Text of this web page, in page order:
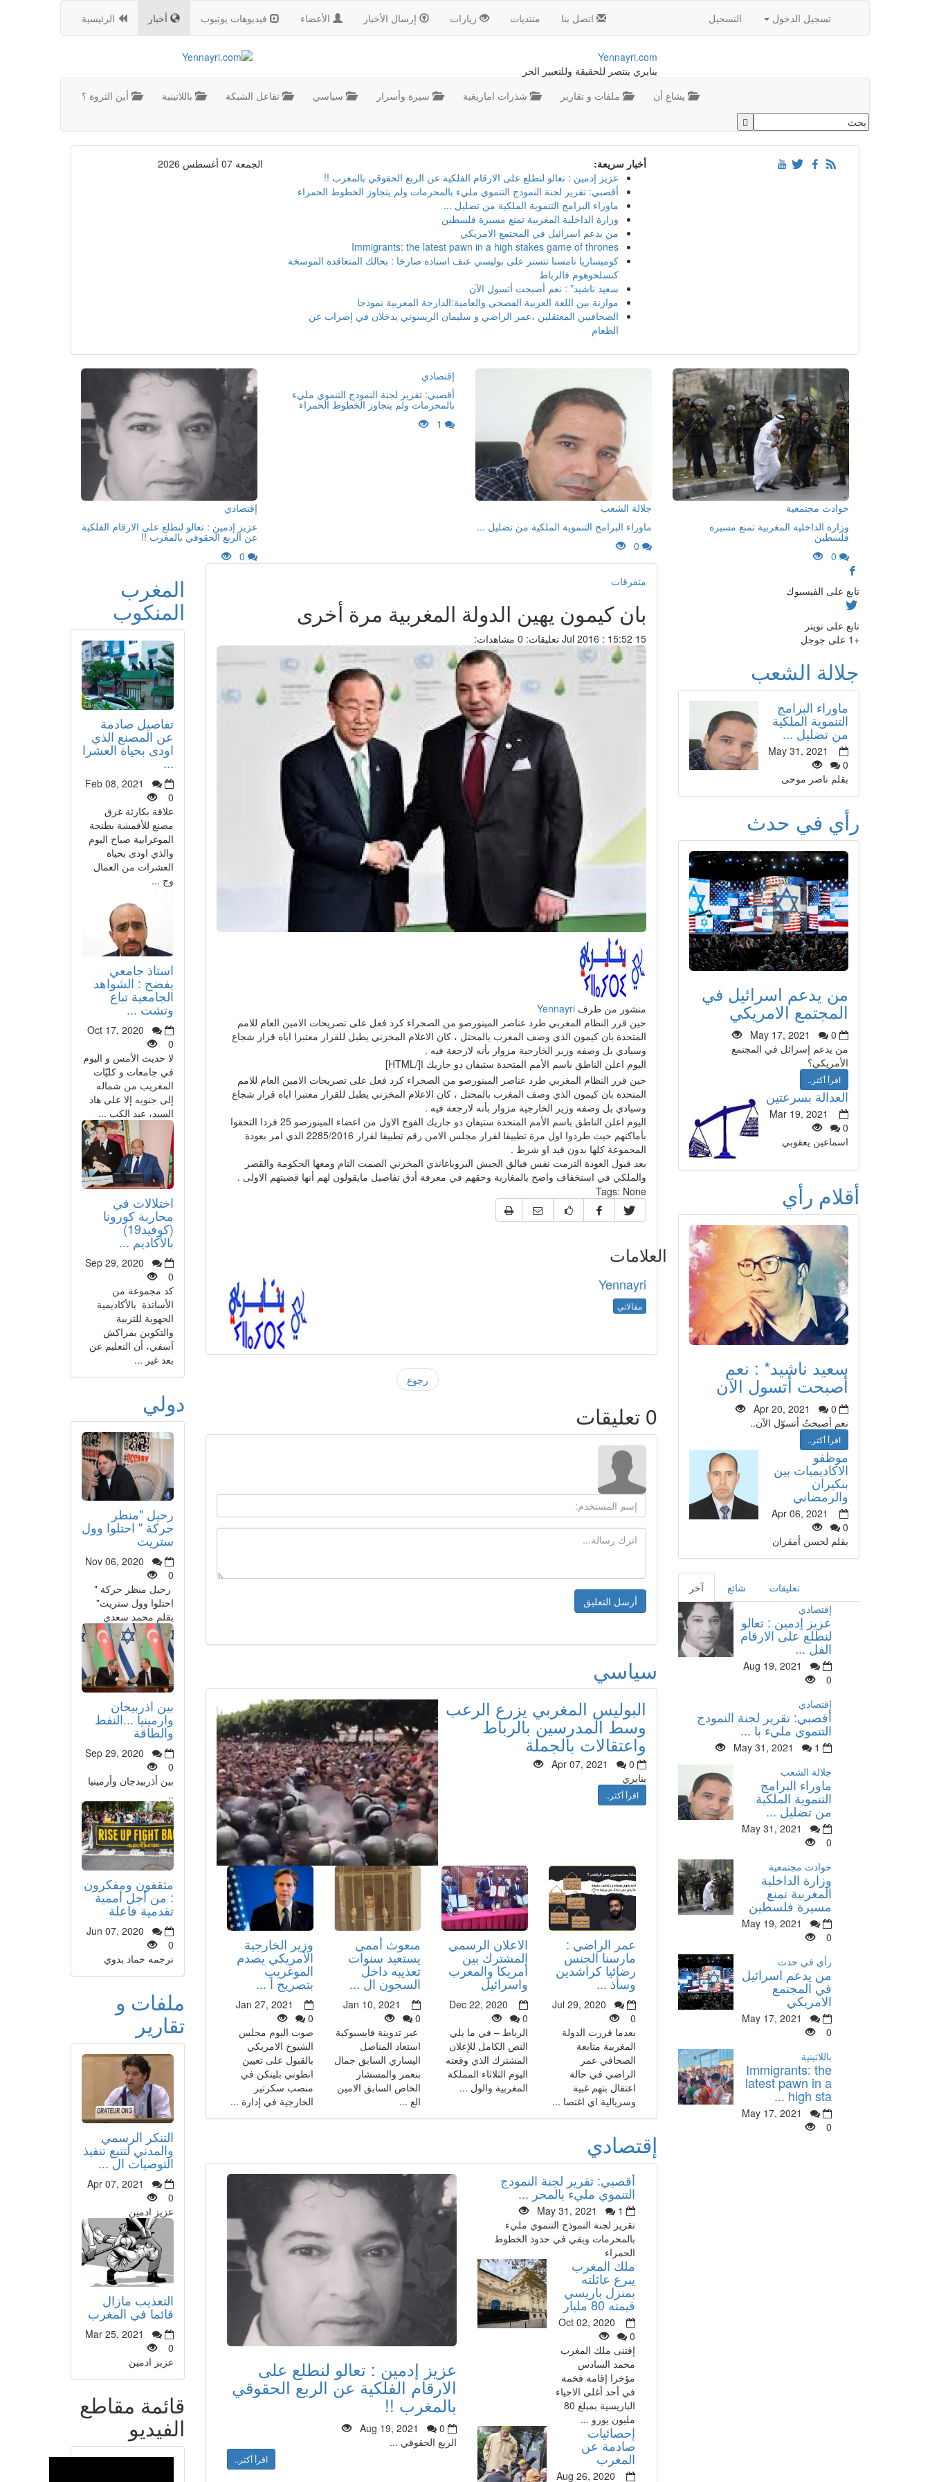
الرئيسية أخبار فيديوهات يوتيوب الأعضاء إرسال الأخبار زيارات منتديات اتصل بنا التسجيل تسجيل الدخول
Yennayri.com
ينايري ينتصر للحقيقة وللتعبير الحر
أين الثروة ؟
باللاتينية تفاعل الشبكة سياسي سيرة وأسرار شذرات امازيغية ملفات و تقارير يشاع أن
الجمعة 07 أغسطس 2026
أخبار سريعة:
عزيز إدمين : تعالو لنطلع على الارقام الفلكية عن الربع الحقوقي بالمغرب !!
أقصبي: تقرير لجنة النمودج التنموي مليء بالمحرمات ولم يتجاوز الخطوط الحمراء
ماوراء البرامج التنموية الملكية من تضليل ...
وزارة الداخلية المغربية تمنع مسيرة فلسطين
من يدعم اسرائيل في المجتمع الامريكي
Immigrants: the latest pawn in a high stakes game of thrones
كوميساريا تامسنا تتستر على بوليسي عنف استادة صارخا : بحالك المتعاقدة الموسخة
كنسلخوهوم فالرباط
سعيد ناشيد* : نعم أصبحت أتسول الآن
موازنة بين اللغة العربية الفصحى والعامية:الدارجة المغربية نموذجا
الصحافيين المعتقلين ،عمر الراضي و سليمان الريسوني يدخلان في إضراب عن
الطعام
إقتصادي
عزيز إدمين : تعالو لنطلع على الارقام الفلكية
عن الربع الحقوقي بالمغرب !!
إقتصادي
أقصبي: تقرير لجنة النمودج التنموي مليء
بالمحرمات ولم يتجاوز الخطوط الحمراء
جلالة الشعب
ماوراء البرامج التنموية الملكية من تضليل ...
حوادث مجتمعية
وزارة الداخلية المغربية تمنع مسيرة
فلسطين
المغرب
المنكوب
تفاصيل صادمة
عن المصنع الذي
اودى بحياة العشرا
...
Feb 08, 2021
0
علاقة بكارثة غرق
مصنع للأقمشة بطنجة
الموغرابية صباح اليوم
والذي اودى بحياة
العشرات من العمال
وج ...
استاذ جامعي
يفضح : الشواهد
الجامعية تباع
وتشت ...
Oct 17, 2020
0
لا حديث الأمس و اليوم
في جامعات و كليّات
المغريب من شماله
إلى جنوبه إلا على هاد
السيد، عبد الكب ...
اختلالات في
محاربة كورونا
(كوفيد19)
بالأكاديم ...
Sep 29, 2020
0
كد مجموعة من
الأساتذة بالأكاديمية
الجهوية للتربية
والتكوين بمراكش
آسفي، أن التعليم عن
بعد غير ...
دولي
رحيل "منظر
حركة " احتلوا وول
ستريت
Nov 06, 2020
0
رحيل منظر حركة "
احتلوا وول ستريت"
بقلم محمد سعدي
بين اذربيجان
وارمينيا ...النفط
والطاقة
Sep 29, 2020
0
بين أذربيدجان وأرمينيا
..
مثقفون ومفكرون
: من أجل أممية
تقدمية فاعلة
Jun 07, 2020
0
ترجمه حماد بدوي
ملفات و
تقارير
التنكر الرسمي
والمدني لتتبع تنفيذ
التوصيات ال ...
Apr 07, 2021
0
عزيز ادمين
التعذيب مازال
قائما في المغرب
Mar 25, 2021
0
عزيز ادمين
قائمة مقاطع
الفيديو
متفرقات
بان كيمون يهين الدولة المغربية مرة أخرى
15 Jul 2016 : 15:52 تعليقات: 0 مشاهدات:
منشور من طرفYennayri
حين قرر النظام المغربي طرد عناصر المينورصو من الصحراء كرد فعل على تصريحات الامين العام للامم
المتحدة بان كيمون الذي وصف المغرب بالمحتل ، كان الاعلام المخزني يطبل للقرار معتبرا اياه قرار شجاع
وسيادي بل وصفه وزير الخارجية مزوار بأنه لارجعة فيه .
اليوم اعلن الناطق باسم الأمم المتحدة ستيفان دو جاريك ا[/HTML]
حين قرر النظام المغربي طرد عناصر المينورصو من الصحراء كرد فعل على تصريحات الامين العام للامم
المتحدة بان كيمون الذي وصف المغرب بالمحتل ، كان الاعلام المخزني يطبل للقرار معتبرا اياه قرار شجاع
وسيادي بل وصفه وزير الخارجية مزوار بأنه لارجعة فيه .
اليوم اعلن الناطق باسم الأمم المتحدة ستيفان دو جاريك الفوج الاول من اعضاء المينورصو 25 فردا التحقوا
بأماكنهم حيث طردوا اول مرة تطبيقا لقرار مجلس الامن رقم تطبيقا لقرار 2285/2016 الذي امر بعودة
المجموعة كلها بدون قيد او شرط .
بعد قبول العودة التزمت نفس فيالق الجيش البروباغاندي المخزني الصمت التام ومعها الحكومة والقصر
والملكي في استخفاف واضح بالمغاربة وحقهم في معرفة أدق تفاصيل مايقولون لهم أنها قضيتهم الاولى .
Tags: None
العلامات
Yennayri
مقالاتي
رجوع
0 تعليقات
سياسي
البوليس المغربي يزرع الرعب
وسط المدرسين بالرباط
واعتقالات بالجملة
Apr 07, 2021
0
ينايري
اقرأ أكثر..
وزير الخارجية
الأمريكي يصدم
الموغريب
بتصريح أ ...
Jan 27, 2021
0
صوت اليوم مجلس
الشيوخ الامريكي
بالقبول على تعيين
انطوني بلينكن في
منصب سكرتير
الخارجية في إدارة ...
مبعوث أممي
يستعيد سنوات
تعذيبه داخل
السجون ال ...
Jan 10, 2021
0
عبر تدوينة فايسبوكية
استعاد المناضل
اليساري السابق جمال
بنعمر والمسشار
الخاص السابق الامين
الع ...
الاعلان الرسمي
المشترك بين
أمريكا والمغرب
واسرائيل
Dec 22, 2020
0
الرباط – في ما يلي
النص الكامل للإعلان
المشترك الذي وقعته
اليوم الثلاثاء المملكة
المغربية والول ...
عمر الراضي :
مارسنا الجنس
رضائيا كراشدين
وسأذ ...
Jul 29, 2020
0
بعدما قررت الدولة
المغربية متابعة
الصحافي عمر
الراضي في حالة
اعتقال بتهم غبية
وسريالية اي اغتصا ...
إقتصادي
عزيز إدمين : تعالو لنطلع على
الارقام الفلكية عن الربع الحقوقي
بالمغرب !!
Aug 19, 2021
0
الريع الحقوقي ...
اقرأ أكثر..
أقصبي: تقرير لجنة النمودج
التنموي مليء بالمحر ...
May 31, 2021
1
تقرير لجنة النموذج التنموي مليء
بالمحرمات وبقي في حدود الخطوط
الحمراء
ملك المغرب
يبرع عائلته
بمنزل باريسي
قيمته 80 مليار
Oct 02, 2020
0
إقتنى ملك المغرب
محمد السادس
مؤخرا إقامة فخمة
في أحد أغلى الاحياء
الباريسية بمبلغ 80
مليون يورو ...
إحصائيات
صادمة عن
المغرب
Aug 26, 2020
تابع على الفيسبوك
تابع على تويتر
+1 على جوجل
جلالة الشعب
ماوراء البرامج
التنموية الملكية
من تضليل ...
May 31, 2021
0
بقلم ناصر موحى
رأي في حدث
من يدعم اسرائيل في
المجتمع الامريكي
May 17, 2021
0
من يدعم إسرائل في المجتمع
الأمريكي؟
اقرأ أكثر..
العدالة بسرعتين
Mar 19, 2021
0
اسماعين يعقوبي
أقلام رأي
سعيد ناشيد* : نعم
أصبحت أتسول الآن
Apr 20, 2021
0
نعم أصبحتُ أتسوّل الآن..
اقرأ أكثر..
موظفو
الاكاديميات بين
بنكيران
والرمضاني
Apr 06, 2021
0
بقلم لحسن أمقران
آخر شائع
تعليقات
إقتصادي
عزيز إدمين : تعالو
لنطلع على الارقام
الفل ...
Aug 19, 2021
0
إقتصادي
أقصبي: تقرير لجنة النمودج
التنموي مليء با ...
May 31, 2021
1
جلالة الشعب
ماوراء البرامج
التنموية الملكية
من تضليل ...
May 31, 2021
0
حوادث مجتمعية
وزارة الداخلية
المغربية تمنع
مسيرة فلسطين
May 19, 2021
0
رأي في حدث
من يدعم اسرائيل
في المجتمع
الامريكي
May 17, 2021
0
باللاتينية
Immigrants: the
latest pawn in a
high sta ...
May 17, 2021
0